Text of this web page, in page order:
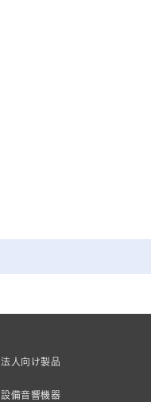
法人向け製品
設備音響機器